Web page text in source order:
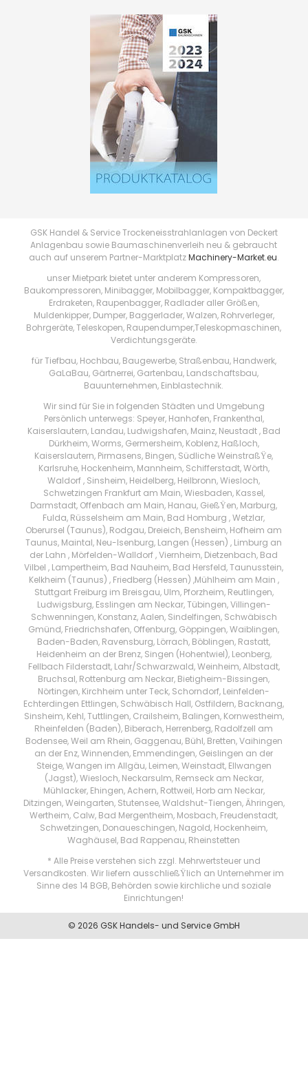
GSK Handel & Service Trockeneisstrahlanlagen von Deckert
Anlagenbau sowie Baumaschinenverleih neu & gebraucht
auch auf unserem Partner-MarktplatzMachinery-Market.eu.
unser Mietpark bietet unter anderem Kompressoren,
Baukompressoren, Minibagger, Mobilbagger, Kompaktbagger,
Erdraketen, Raupenbagger, Radlader aller Größen,
Muldenkipper, Dumper, Baggerlader, Walzen, Rohrverleger,
Bohrgeräte, Teleskopen, Raupendumper,Teleskopmaschinen,
Verdichtungsgeräte.
für Tiefbau, Hochbau, Baugewerbe, Straßenbau, Handwerk,
GaLaBau, Gärtnerrei, Gartenbau, Landschaftsbau,
Bauunternehmen, Einblastechnik.
Wir sind für Sie in folgenden Städten und Umgebung
Persönlich unterwegs: Speyer, Hanhofen, Frankenthal,
Kaiserslautern, Landau, Ludwigshafen, Mainz, Neustadt , Bad
Dürkheim, Worms, Germersheim, Koblenz, Haßloch,
Kaiserslautern, Pirmasens, Bingen, Südliche WeinstraßŸe,
Karlsruhe, Hockenheim, Mannheim, Schifferstadt, Wörth,
Waldorf , Sinsheim, Heidelberg, Heilbronn, Wiesloch,
Schwetzingen Frankfurt am Main, Wiesbaden, Kassel,
Darmstadt, Offenbach am Main, Hanau, GießŸen, Marburg,
Fulda, Rüsselsheim am Main, Bad Homburg , Wetzlar,
Oberursel (Taunus), Rodgau, Dreieich, Bensheim, Hofheim am
Taunus, Maintal, Neu-Isenburg, Langen (Hessen) , Limburg an
der Lahn , Mörfelden-Walldorf , Viernheim, Dietzenbach, Bad
Vilbel , Lampertheim, Bad Nauheim, Bad Hersfeld, Taunusstein,
Kelkheim (Taunus) , Friedberg (Hessen) ,Mühlheim am Main ,
Stuttgart Freiburg im Breisgau, Ulm, Pforzheim, Reutlingen,
Ludwigsburg, Esslingen am Neckar, Tübingen, Villingen-
Schwenningen, Konstanz, Aalen, Sindelfingen, Schwäbisch
Gmünd, Friedrichshafen, Offenburg, Göppingen, Waiblingen,
Baden-Baden, Ravensburg, Lörrach, Böblingen, Rastatt,
Heidenheim an der Brenz, Singen (Hohentwiel), Leonberg,
Fellbach Filderstadt, Lahr/Schwarzwald, Weinheim, Albstadt,
Bruchsal, Rottenburg am Neckar, Bietigheim-Bissingen,
Nörtingen, Kirchheim unter Teck, Schorndorf, Leinfelden-
Echterdingen Ettlingen, Schwäbisch Hall, Ostfildern, Backnang,
Sinsheim, Kehl, Tuttlingen, Crailsheim, Balingen, Kornwestheim,
Rheinfelden (Baden), Biberach, Herrenberg, Radolfzell am
Bodensee, Weil am Rhein, Gaggenau, Bühl, Bretten, Vaihingen
an der Enz, Winnenden, Emmendingen, Geislingen an der
Steige, Wangen im Allgäu, Leimen, Weinstadt, Ellwangen
(Jagst), Wiesloch, Neckarsulm, Remseck am Neckar,
Mühlacker, Ehingen, Achern, Rottweil, Horb am Neckar,
Ditzingen, Weingarten, Stutensee, Waldshut-Tiengen, Ähringen,
Wertheim, Calw, Bad Mergentheim, Mosbach, Freudenstadt,
Schwetzingen, Donaueschingen, Nagold, Hockenheim,
Waghäusel, Bad Rappenau, Rheinstetten
* Alle Preise verstehen sich zzgl. Mehrwertsteuer und
Versandkosten. Wir liefern ausschließŸlich an Unternehmer im
Sinne des 14 BGB, Behörden sowie kirchliche und soziale
Einrichtungen!
© 2026 GSK Handels- und Service GmbH